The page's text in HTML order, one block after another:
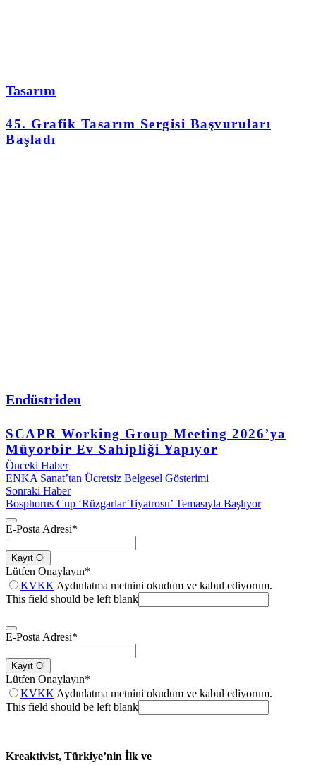
Tasarım
45. Grafik Tasarım Sergisi Başvuruları
Başladı
Endüstriden
SCAPR Working Group Meeting 2026’ya
Müyorbir Ev Sahipliği Yapıyor
Önceki Haber
ENKA Sanat’tan Ücretsiz Belgesel Gösterimi
Sonraki Haber
Bosphorus Cup ‘Rüzgarlar Tiyatrosu’ Temasıyla Başlıyor
E-Posta Adresi*
Kayıt Ol
Lütfen Onaylayın*
KVKK Aydınlatma metnini okudum ve kabul ediyorum.
This field should be left blank
E-Posta Adresi*
Kayıt Ol
Lütfen Onaylayın*
KVKK Aydınlatma metnini okudum ve kabul ediyorum.
This field should be left blank
Kreaktivist, Türkiye’nin İlk ve